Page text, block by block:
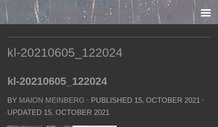
Skip to content
kl-20210605_122024
kl-20210605_122024
BY MAION MEINBERG · PUBLISHED 15. OCTOBER 2021 ·
UPDATED 15. OCTOBER 2021